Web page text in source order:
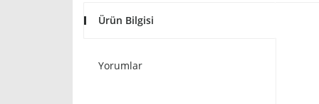
Ürün Bilgisi
Yorumlar